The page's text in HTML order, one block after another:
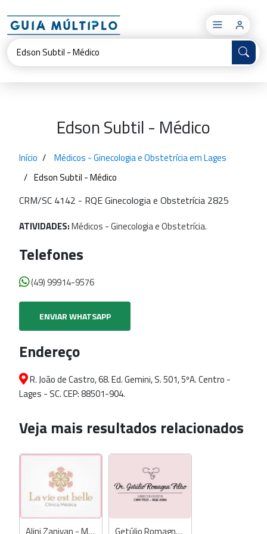
×
Edson Subtil - Médico
Início
Médicos - Ginecologia e Obstetrícia em Lages
Edson Subtil - Médico
CRM/SC 4142 - RQE Ginecologia e Obstetrícia 2825
ATIVIDADES:Médicos -GinecologiaeObstetrícia.
Telefones
(49) 99914-9576
ENVIAR WHATSAPP
Endereço
R. João de Castro, 68. Ed. Gemini, S. 501, 5ºA. Centro -
Lages - SC. CEP: 88501-904.
Veja mais resultados relacionados